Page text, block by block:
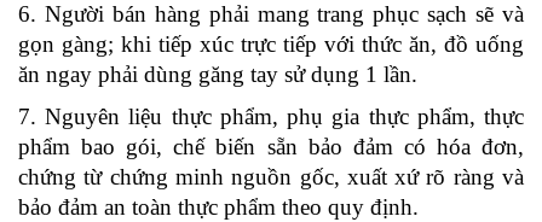
6. Người bán hàng phải mang trang phục sạch sẽ và
gọn gàng; khi tiếp xúc trực tiếp với thức ăn, đồ uống
ăn ngay phải dùng găng tay sử dụng 1 lần.
7. Nguyên liệu thực phẩm, phụ gia thực phẩm, thực
phẩm bao gói, chế biến sẵn bảo đảm có hóa đơn,
chứng từ chứng minh nguồn gốc, xuất xứ rõ ràng và
bảo đảm an toàn thực phẩm theo quy định.